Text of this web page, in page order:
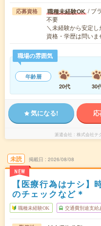
応募資格 職種未経験OK / ブ
不要
＼未経験から安定
資格・学歴は問い
職場の雰囲気
年齢層
20代
30
気になる!
派遣会社 株式会社テ
未読
NEW
掲載日 2026/08/08
【医療行為はナシ
のチェックなど＊
職種未経験OK 交通費別途支給